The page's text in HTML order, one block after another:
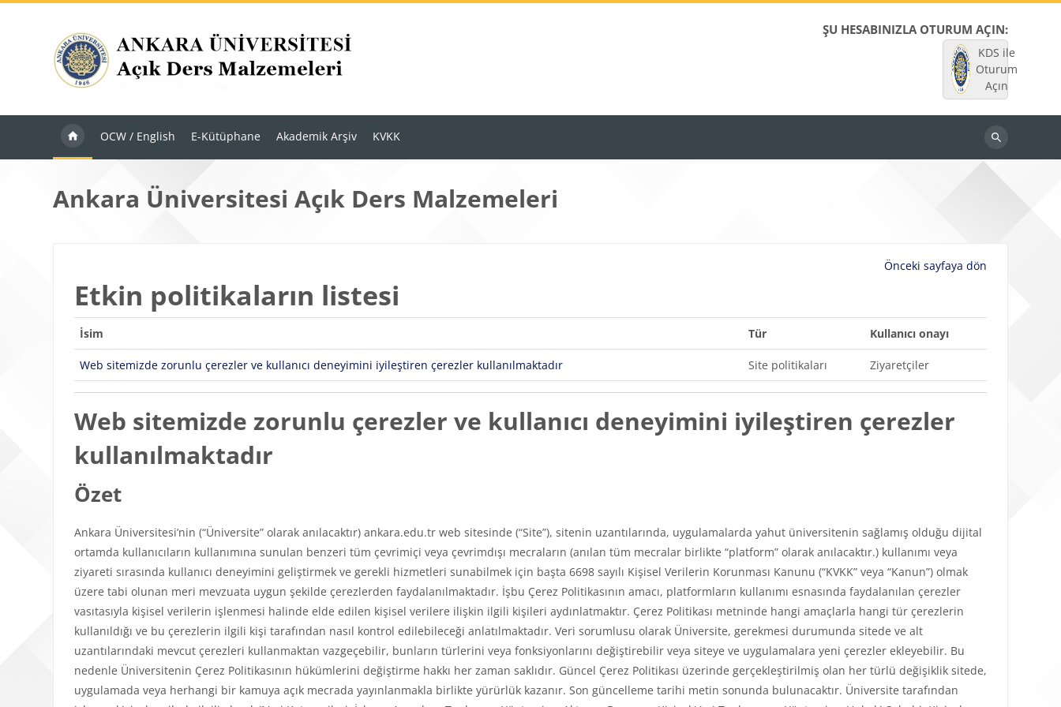
ŞU HESABINIZLA OTURUM AÇIN:
KDS ile
Oturum
Açın
OCW / English E-Kütüphane Akademik Arşiv KVKK
Dersleri
ara
Ankara Üniversitesi Açık Ders Malzemeleri
Önceki sayfaya dön
Etkin politikaların listesi
İsim Tür Kullanıcı onayı
Web sitemizde zorunlu çerezler ve kullanıcı deneyimini iyileştiren çerezler kullanılmaktadır Site politikaları Ziyaretçiler
Web sitemizde zorunlu çerezler ve kullanıcı deneyimini iyileştiren çerezler
kullanılmaktadır
Özet
Ankara Üniversitesi’nin (“Üniversite” olarak anılacaktır) ankara.edu.tr web sitesinde (“Site”), sitenin uzantılarında, uygulamalarda yahut üniversitenin sağlamış olduğu dijital
ortamda kullanıcıların kullanımına sunulan benzeri tüm çevrimiçi veya çevrimdışı mecraların (anılan tüm mecralar birlikte “platform” olarak anılacaktır.) kullanımı veya
ziyareti sırasında kullanıcı deneyimini geliştirmek ve gerekli hizmetleri sunabilmek için başta 6698 sayılı Kişisel Verilerin Korunması Kanunu (“KVKK” veya “Kanun”) olmak
üzere tabi olunan meri mevzuata uygun şekilde çerezlerden faydalanılmaktadır. İşbu Çerez Politikasının amacı, platformların kullanımı esnasında faydalanılan çerezler
vasıtasıyla kişisel verilerin işlenmesi halinde elde edilen kişisel verilere ilişkin ilgili kişileri aydınlatmaktır. Çerez Politikası metninde hangi amaçlarla hangi tür çerezlerin
kullanıldığı ve bu çerezlerin ilgili kişi tarafından nasıl kontrol edilebileceği anlatılmaktadır. Veri sorumlusu olarak Üniversite, gerekmesi durumunda sitede ve alt
uzantılarındaki mevcut çerezleri kullanmaktan vazgeçebilir, bunların türlerini veya fonksiyonlarını değiştirebilir veya siteye ve uygulamalara yeni çerezler ekleyebilir. Bu
nedenle Üniversitenin Çerez Politikasının hükümlerini değiştirme hakkı her zaman saklıdır. Güncel Çerez Politikası üzerinde gerçekleştirilmiş olan her türlü değişiklik sitede,
uygulamada veya herhangi bir kamuya açık mecrada yayınlanmakla birlikte yürürlük kazanır. Son güncelleme tarihi metin sonunda bulunacaktır. Üniversite tarafından